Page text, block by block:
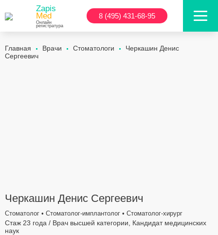
Zapis
Med
Онлайн
регистратура
8 (495) 431-68-95
Главная Врачи Стоматологи
Черкашин Денис
Сергеевич
Черкашин Денис Сергеевич
Стоматолог • Стоматолог-имплантолог • Стоматолог-хирург
Стаж 23 года / Врач высшей категории, Кандидат медицинских
наук